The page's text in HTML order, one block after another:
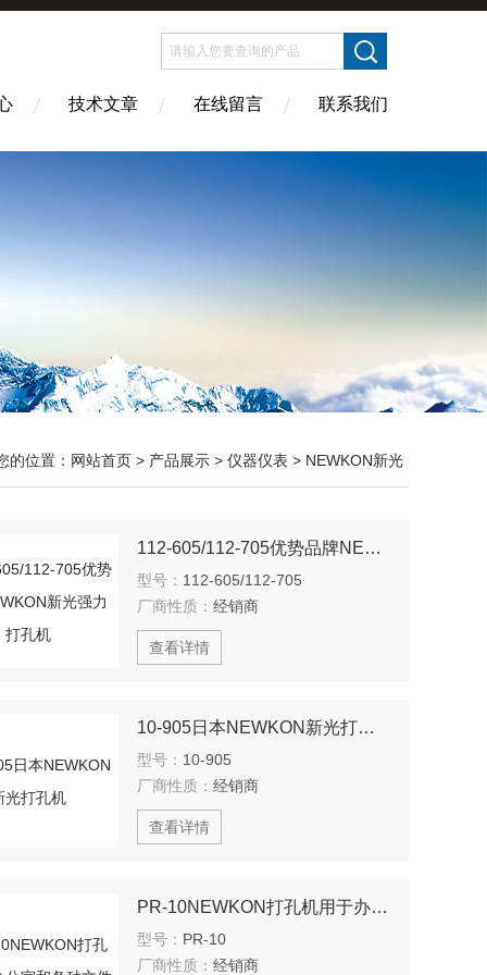
技术文章 在线留言 联系我们
的位置： 网站首页 > 产品展示 > 仪器仪表 > NEWKON新光
112-605/112-705优势品牌NEWKON新光强力打孔机
型号： 112-605/112-705
厂商性质： 经销商
查看详情
10-905日本NEWKON新光打孔机
型号： 10-905
厂商性质： 经销商
查看详情
PR-10NEWKON打孔机用于办公室和各种文件
型号： PR-10
厂商性质： 经销商